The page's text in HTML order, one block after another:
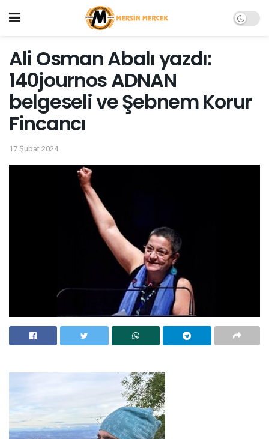
Ali Osman Abalı yazdı:
140journos ADNAN
belgeseli ve Şebnem Korur
Fincancı
17 Şubat 2024